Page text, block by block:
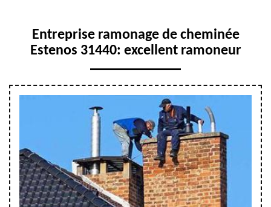
Entreprise ramonage de cheminée
Estenos 31440: excellent ramoneur